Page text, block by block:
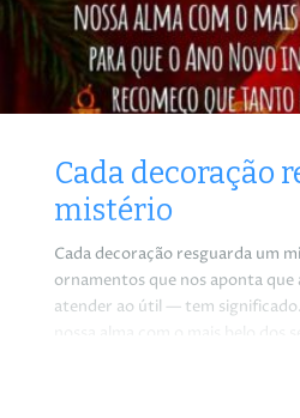
Cada decoração
mistério
Cada decoração resguarda um
ornamentos que nos aponta que
atender ao útil — tem
nossa alma com o mais belo dos